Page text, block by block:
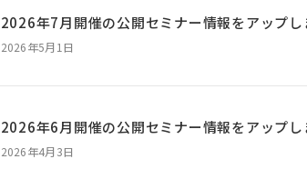
2026年7月開催の公開セミナー情報をアップし
2026年5月1日
2026年6月開催の公開セミナー情報をアップし
2026年4月3日